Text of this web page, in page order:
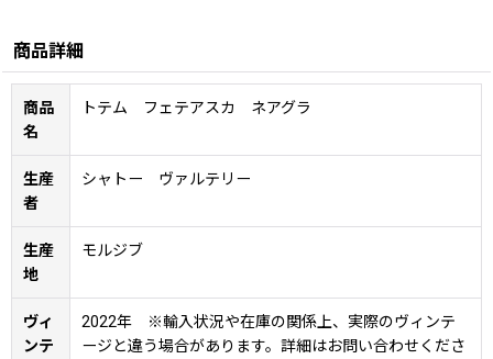
商品詳細
商品
名
トテム フェテアスカ ネアグラ
生産
者
シャトー ヴァルテリー
生産
地
モルジブ
ヴィ
ンテ
2022年 ※輸入状況や在庫の関係上、実際のヴィンテ
ージと違う場合があります。詳細はお問い合わせくださ